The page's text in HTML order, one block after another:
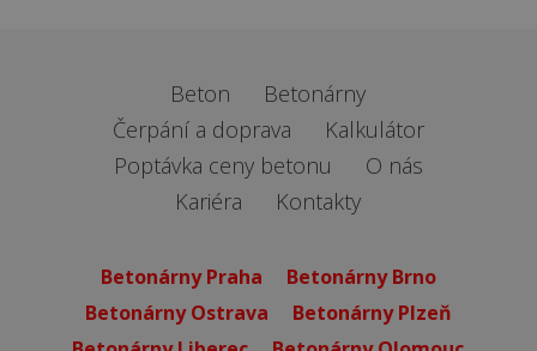
Beton
Betonárny
Čerpání a doprava
Kalkulátor
Poptávka ceny betonu
O nás
Kariéra
Kontakty
Betonárny Praha
Betonárny Brno
Betonárny Ostrava
Betonárny Plzeň